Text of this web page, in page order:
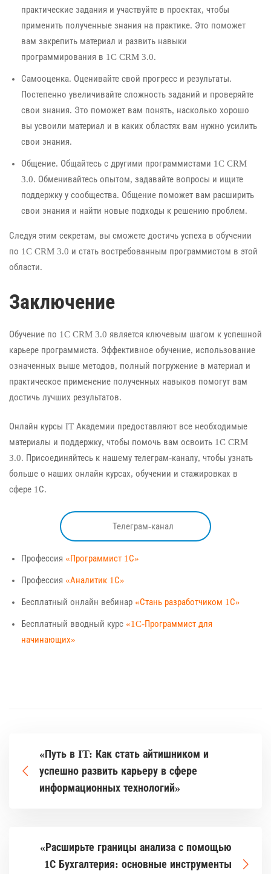
практические задания и участвуйте в проектах, чтобы
применить полученные знания на практике. Это поможет
вам закрепить материал и развить навыки
программирования в 1C CRM 3.0.
Самооценка. Оценивайте свой прогресс и результаты.
Постепенно увеличивайте сложность заданий и проверяйте
свои знания. Это поможет вам понять, насколько хорошо
вы усвоили материал и в каких областях вам нужно усилить
свои знания.
Общение. Общайтесь с другими программистами 1C CRM
3.0. Обменивайтесь опытом, задавайте вопросы и ищите
поддержку у сообщества. Общение поможет вам расширить
свои знания и найти новые подходы к решению проблем.
Следуя этим секретам, вы сможете достичь успеха в обучении
по 1C CRM 3.0 и стать востребованным программистом в этой
области.
Заключение
Обучение по 1C CRM 3.0 является ключевым шагом к успешной
карьере программиста. Эффективное обучение, использование
означенных выше методов, полный погружение в материал и
практическое применение полученных навыков помогут вам
достичь лучших результатов.
Онлайн курсы IT Академии предоставляют все необходимые
материалы и поддержку, чтобы помочь вам освоить 1C CRM
3.0. Присоединяйтесь к нашему телеграм-каналу, чтобы узнать
больше о наших онлайн курсах, обучении и стажировках в
сфере 1С.
Телеграм-канал
Профессия «Программист 1С»
Профессия «Аналитик 1С»
Бесплатный онлайн вебинар «Стань разработчиком 1С»
Бесплатный вводный курс «1C-Программист для
начинающих»
«Путь в IT: Как стать айтишником и
успешно развить карьеру в сфере
информационных технологий»
«Расширьте границы анализа с помощью
1С Бухгалтерия: основные инструменты